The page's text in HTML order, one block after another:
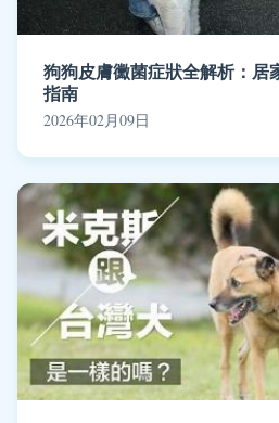
狗狗皮膚黴菌症狀全解析：居
指南
2026年02月09日